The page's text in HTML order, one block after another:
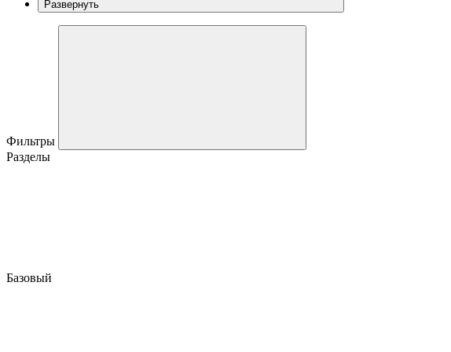
Развернуть
Фильтры
Разделы
Базовый